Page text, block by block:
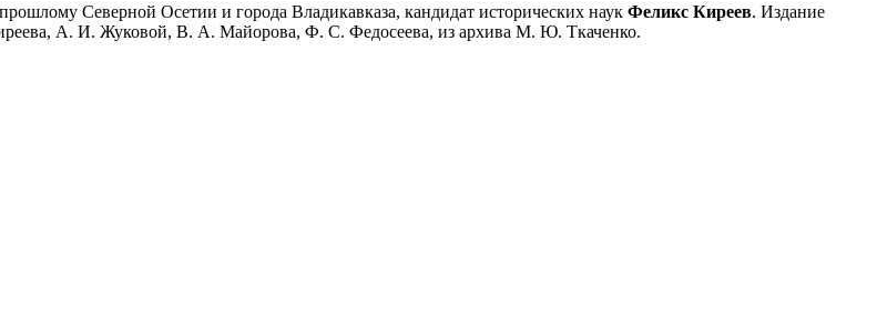
Северной Осетии и города Владикавказа, кандидат исторических наук Феликс Киреев. Издание
А. И. Жуковой, В. А. Майорова, Ф. С. Федосеева, из архива М. Ю. Ткаченко.